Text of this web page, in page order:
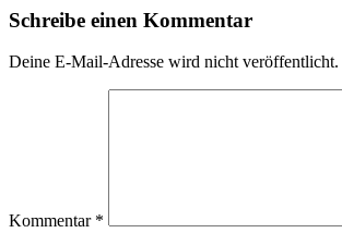
Schreibe einen Kommentar
Deine E-Mail-Adresse wird nicht veröffentlicht.
Kommentar *